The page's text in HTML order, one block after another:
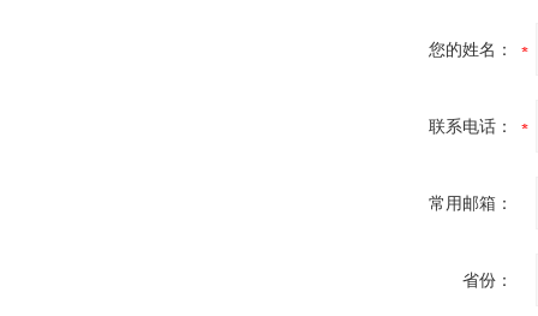
您的姓名：
联系电话：
常用邮箱：
省份：